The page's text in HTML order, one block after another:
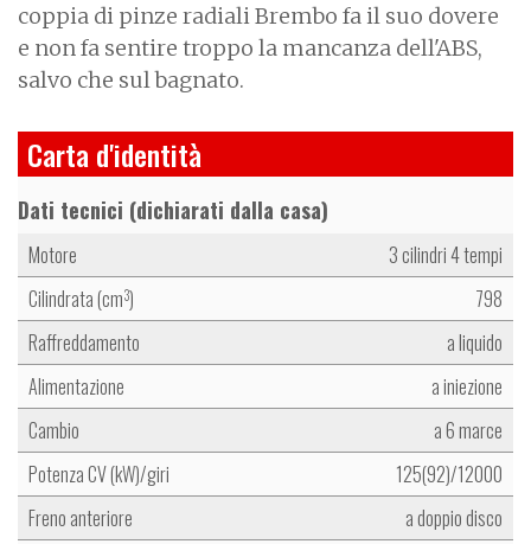
coppia di pinze radiali Brembo fa il suo dovere
e non fa sentire troppo la mancanza dell'ABS,
salvo che sul bagnato.
Carta d'identità
Dati tecnici (dichiarati dalla casa)
Motore
3 cilindri 4 tempi
Cilindrata (cm3)
798
Raffreddamento
a liquido
Alimentazione
a iniezione
Cambio
a 6 marce
Potenza CV (kW)/giri
125(92)/12000
Freno anteriore
a doppio disco